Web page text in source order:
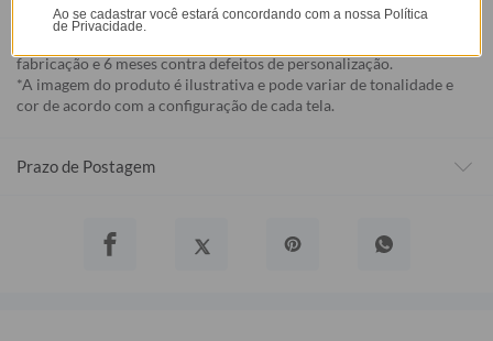
Defeito
fabricação e 6 meses contra defeitos de personalização.
*A imagem do produto é ilustrativa e pode variar de tonalidade e
cor de acordo com a configuração de cada tela.
Prazo de Postagem
Ao se cadastrar você estará concordando com a nossa Política
de Privacidade.